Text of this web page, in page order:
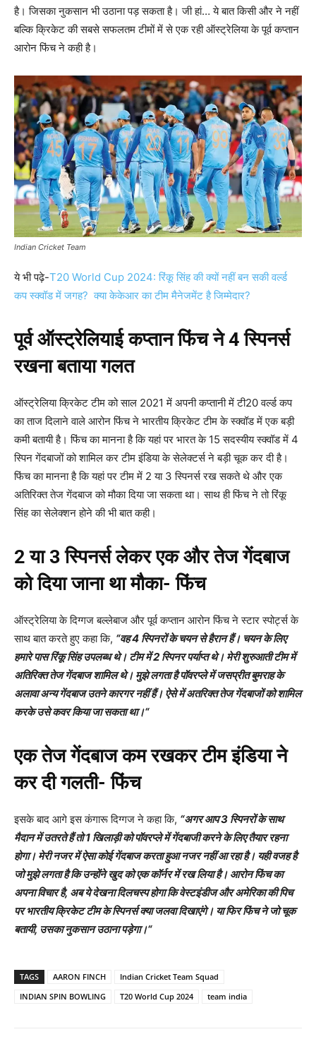
है। जिसका नुकसान भी उठाना पड़ सकता है। जी हां… ये बात किसी और ने नहीं
बल्कि क्रिकेट की सबसे सफलतम टीमों में से एक रही ऑस्ट्रेलिया के पूर्व कप्तान
आरोन फिंच ने कही है।
Indian Cricket Team
ये भी पढ़े-T20 World Cup 2024: रिंकू सिंह की क्यों नहीं बन सकी वर्ल्ड
कप स्क्वॉड में जगह? क्या केकेआर का टीम मैनेजमेंट है जिम्मेदार?
पूर्व ऑस्ट्रेलियाई कप्तान फिंच ने 4 स्पिनर्स
रखना बताया गलत
ऑस्ट्रेलिया क्रिकेट टीम को साल 2021 में अपनी कप्तानी में टी20 वर्ल्ड कप
का ताज दिलाने वाले आरोन फिंच ने भारतीय क्रिकेट टीम के स्क्वॉड में एक बड़ी
कमी बतायी है। फिंच का मानना है कि यहां पर भारत के 15 सदस्यीय स्क्वॉड में 4
स्पिन गेंदबाजों को शामिल कर टीम इंडिया के सेलेक्टर्स ने बड़ी चूक कर दी है।
फिंच का मानना है कि यहां पर टीम में 2 या 3 स्पिनर्स रख सकते थे और एक
अतिरिक्त तेज गेंदबाज को मौका दिया जा सकता था। साथ ही फिंच ने तो रिंकू
सिंह का सेलेक्शन होने की भी बात कही।
2 या 3 स्पिनर्स लेकर एक और तेज गेंदबाज
को दिया जाना था मौका- फिंच
ऑस्ट्रेलिया के दिग्गज बल्लेबाज और पूर्व कप्तान आरोन फिंच ने स्टार स्पोर्ट्स के
साथ बात करते हुए कहा कि, “वह 4 स्पिनरों के चयन से हैरान हैं। चयन के लिए
हमारे पास रिंकू सिंह उपलब्ध थे। टीम में 2 स्पिनर पर्याप्त थे। मेरी शुरुआती टीम में
अतिरिक्त तेज गेंदबाज शामिल थे। मुझे लगता है पॉवरप्ले में जसप्रीत बुमराह के
अलावा अन्य गेंदबाज उतने कारगर नहीं हैं। ऐसे में अतरिक्त तेज गेंदबाजों को शामिल
करके उसे कवर किया जा सकता था।“
एक तेज गेंदबाज कम रखकर टीम इंडिया ने
कर दी गलती- फिंच
इसके बाद आगे इस कंगारू दिग्गज ने कहा कि, “अगर आप 3 स्पिनरों के साथ
मैदान में उतरते हैं तो 1 खिलाड़ी को पॉवरप्ले में गेंदबाजी करने के लिए तैयार रहना
होगा। मेरी नजर में ऐसा कोई गेंदबाज करता हुआ नजर नहीं आ रहा है। यही वजह है
जो मुझे लगता है कि उन्होंने खुद को एक कॉर्नर में रख लिया है। आरोन फिंच का
अपना विचार है, अब ये देखना दिलचस्प होगा कि वेस्टइंडीज और अमेरिका की पिच
पर भारतीय क्रिकेट टीम के स्पिनर्स क्या जलवा दिखाएंगे। या फिर फिंच ने जो चूक
बतायी, उसका नुकसान उठाना पड़ेगा।“
TAGS AARON FINCH
Indian Cricket Team Squad
INDIAN SPIN BOWLING
T20 World Cup 2024 team india